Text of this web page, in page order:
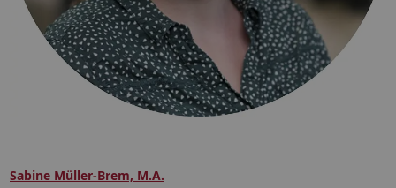
Sabine Müller-Brem, M.A.